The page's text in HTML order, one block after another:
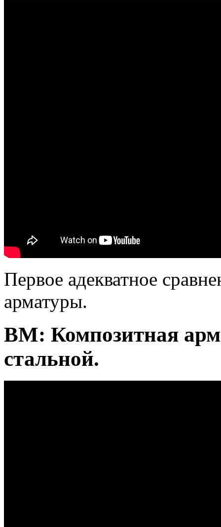
Первое адекватное
арматуры.
BM: Композитная
стальной.